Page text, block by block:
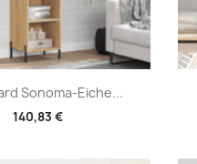
Sonoma-Eiche...
140,83 €
Vorschau